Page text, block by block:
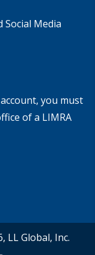
Social Media
you must
of a LIMRA
Global, Inc.